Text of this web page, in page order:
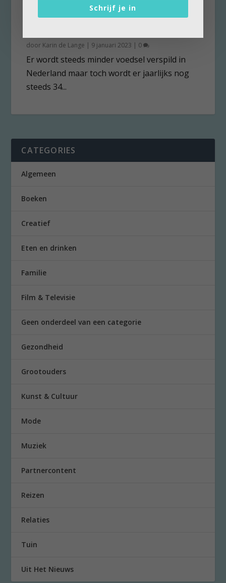
Bloemkool, aubergine en de
door Karin de Lange | 9 januari 2023 | 0
Er wordt steeds minder voedsel verspild in
Nederland maar toch wordt er jaarlijks nog
steeds 34...
CATEGORIES
Algemeen
Boeken
Creatief
Eten en drinken
Familie
Film & Televisie
Geen onderdeel van een categorie
Gezondheid
Grootouders
Kunst & Cultuur
Mode
Muziek
Partnercontent
Reizen
Relaties
Tuin
Uit Het Nieuws
Schrijf je in